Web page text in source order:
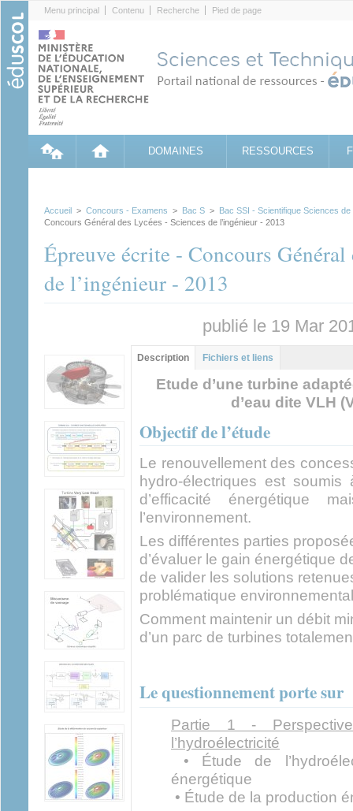
Menu principal Contenu Recherche Pied de page
DOMAINES RESSOURCES
Accueil > Concours - Examens > Bac S > Bac SSI - Scientifique Sciences
Concours Général des Lycées - Sciences de l’ingénieur - 2013
Épreuve écrite - Concours Général
de l’ingénieur - 2013
publié le 19 Mar
Groupe principal
Description (onglet
actif)
Fichiers et liens
Etude d’une turbine
d’eau dite VLH
Objectif de l’étude
Le renouvellement des
hydro-électriques est
d’efficacité énergétique
l’environnement.
Les différentes parties
d’évaluer le gain énergétique
de valider les solutions
problématique
Comment maintenir un débit
d’un parc de turbines
Le questionnement porte sur
Partie 1 -
l’hydroélectricité
• Étude de
énergétique
• Étude de la production